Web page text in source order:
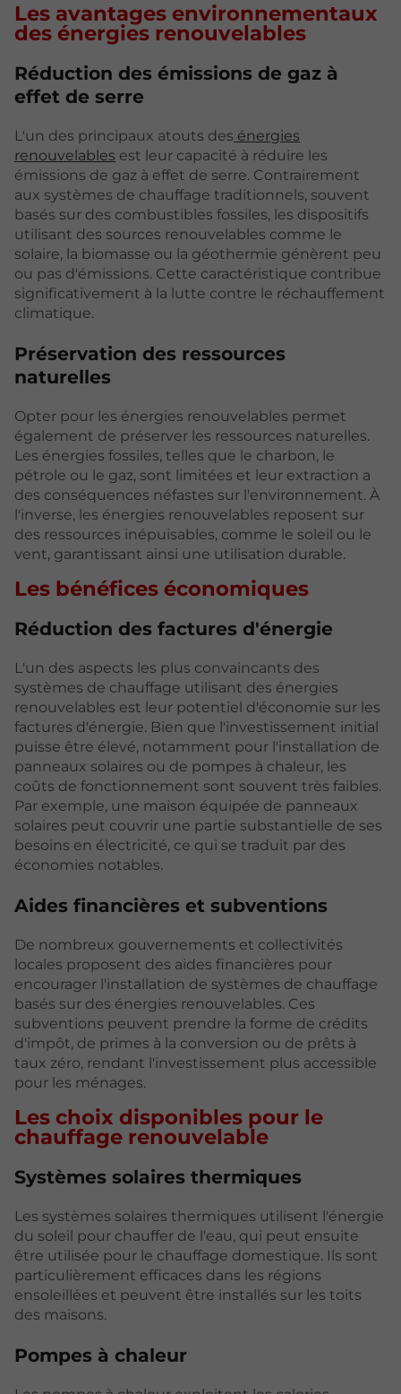
Les avantages environnementaux
des énergies renouvelables
Réduction des émissions de gaz à
effet de serre
L'un des principaux atouts des énergies
renouvelables est leur capacité à réduire les
émissions de gaz à effet de serre. Contrairement
aux systèmes de chauffage traditionnels, souvent
basés sur des combustibles fossiles, les dispositifs
utilisant des sources renouvelables comme le
solaire, la biomasse ou la géothermie génèrent peu
ou pas d'émissions. Cette caractéristique contribue
significativement à la lutte contre le réchauffement
climatique.
Préservation des ressources
naturelles
Opter pour les énergies renouvelables permet
également de préserver les ressources naturelles.
Les énergies fossiles, telles que le charbon, le
pétrole ou le gaz, sont limitées et leur extraction a
des conséquences néfastes sur l'environnement. À
l'inverse, les énergies renouvelables reposent sur
des ressources inépuisables, comme le soleil ou le
vent, garantissant ainsi une utilisation durable.
Les bénéfices économiques
Réduction des factures d'énergie
L'un des aspects les plus convaincants des
systèmes de chauffage utilisant des énergies
renouvelables est leur potentiel d'économie sur les
factures d'énergie. Bien que l'investissement initial
puisse être élevé, notamment pour l'installation de
panneaux solaires ou de pompes à chaleur, les
coûts de fonctionnement sont souvent très faibles.
Par exemple, une maison équipée de panneaux
solaires peut couvrir une partie substantielle de ses
besoins en électricité, ce qui se traduit par des
économies notables.
Aides financières et subventions
De nombreux gouvernements et collectivités
locales proposent des aides financières pour
encourager l'installation de systèmes de chauffage
basés sur des énergies renouvelables. Ces
subventions peuvent prendre la forme de crédits
d'impôt, de primes à la conversion ou de prêts à
taux zéro, rendant l'investissement plus accessible
pour les ménages.
Les choix disponibles pour le
chauffage renouvelable
Systèmes solaires thermiques
Les systèmes solaires thermiques utilisent l'énergie
du soleil pour chauffer de l'eau, qui peut ensuite
être utilisée pour le chauffage domestique. Ils sont
particulièrement efficaces dans les régions
ensoleillées et peuvent être installés sur les toits
des maisons.
Pompes à chaleur